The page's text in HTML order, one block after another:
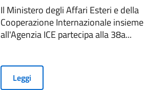
Il Ministero degli Affari Esteri e della
Cooperazione Internazionale insieme
all'Agenzia ICE partecipa alla 38a...
Leggi